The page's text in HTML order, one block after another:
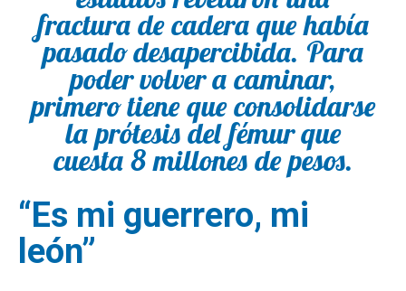
fractura de cadera que había
pasado desapercibida. Para
poder volver a caminar,
primero tiene que consolidarse
la prótesis del fémur que
cuesta 8 millones de pesos.
“Es mi guerrero, mi
león”